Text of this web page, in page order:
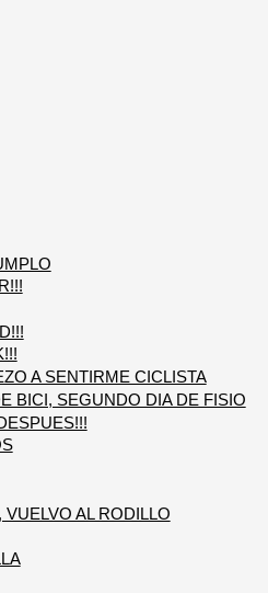
A SENTIRME CICLISTA
BICI, SEGUNDO DIA DE FISIO
VUELVO AL RODILLO